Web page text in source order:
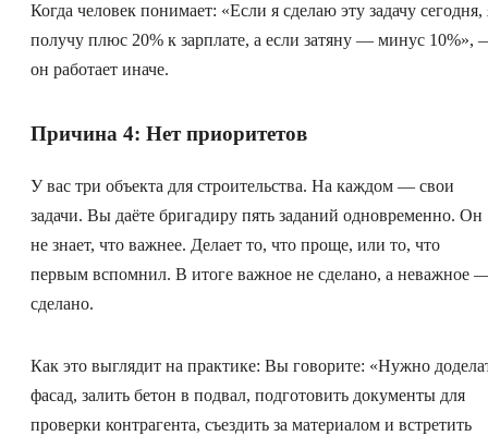
Когда человек понимает: «Если я сделаю эту задачу сегодня,
получу плюс 20% к зарплате, а если затяну — минус 10%»,
он работает иначе.
Причина 4: Нет приоритетов
У вас три объекта для строительства. На каждом — свои
задачи. Вы даёте бригадиру пять заданий одновременно. Он
не знает, что важнее. Делает то, что проще, или то, что
первым вспомнил. В итоге важное не сделано, а неважное
сделано.
Как это выглядит на практике: Вы говорите: «Нужно
фасад, залить бетон в подвал, подготовить документы для
проверки контрагента, съездить за материалом и встретить